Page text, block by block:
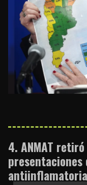
ANMAT
presentaciones
antiinflamatoria